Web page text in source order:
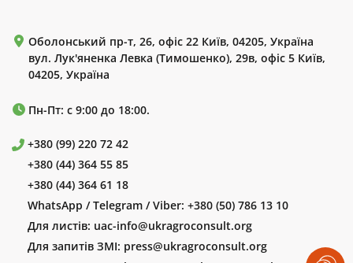
Оболонський пр-т, 26, офіс 22 Київ, 04205, Україна
вул. Лук'яненка Левка (Тимошенко), 29в, офіс 5 Київ,
04205, Україна
Пн-Пт: с 9:00 до 18:00.
+380 (99) 220 72 42
+380 (44) 364 55 85
+380 (44) 364 61 18
WhatsApp / Telegram / Viber: +380 (50) 786 13 10
Для листів: uac-info@ukragroconsult.org
Для запитів ЗМІ: press@ukragroconsult.org